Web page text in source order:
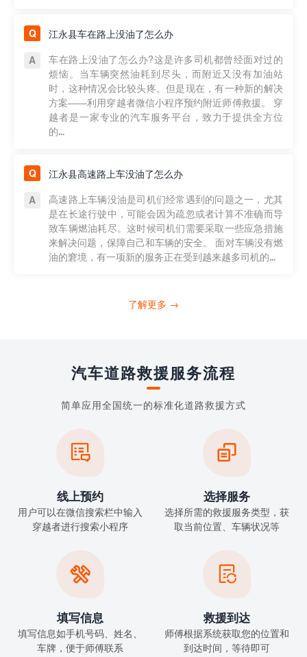
江永县车在路上没油了怎么办
车在路上没油了怎么办?这是许多司机都曾经面对过的
烦恼。当车辆突然油耗到尽头，而附近又没有加油站
时，这种情况会比较头疼。但是现在，有一种新的解决
方案——利用穿越者微信小程序预约附近师傅救援。 穿
越者是一家专业的汽车服务平台，致力于提供全方位
的...
江永县高速路上车没油了怎么办
高速路上车辆没油是司机们经常遇到的问题之一，尤其
是在长途行驶中，可能会因为疏忽或者计算不准确而导
致车辆燃油耗尽。这时候司机们需要采取一些应急措施
来解决问题，保障自己和车辆的安全。 面对车辆没有燃
油的窘境，有一项新的服务正在受到越来越多司机的...
了解更多 →
汽车道路救援服务流程
简单应用全国统一的标准化道路救援方式

线上预约
用户可以在微信搜索栏中输入
穿越者进行搜索小程序

选择服务
选择所需的救援服务类型，获
取当前位置、车辆状况等

填写信息
填写信息如手机号码、姓名、
车牌，便于师傅联系

救援到达
师傅根据系统获取您的位置和
到达时间，等待即可